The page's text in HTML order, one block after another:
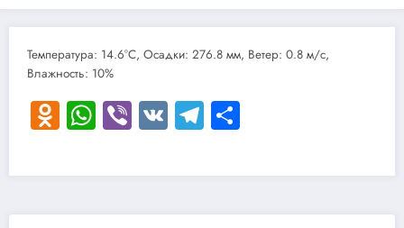
Температура: 14.6°C, Осадки: 276.8 мм, Ветер: 0.8 м/с,
Влажность: 10%
Odnoklassniki
WhatsApp
Viber
VKTelegram